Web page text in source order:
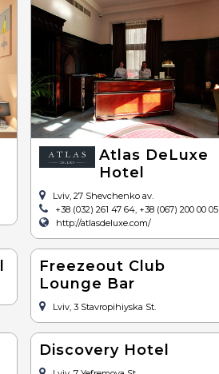
Atlas DeLuxe
Hotel
Lviv, 27 Shevchenko av.
+38 (032) 261 47 64, +38 (067) 200 00 05
http://atlasdeluxe.com/
Freezeout Club
Lounge Bar
Lviv, 3 Stavropihiyska St.
Discovery Hotel